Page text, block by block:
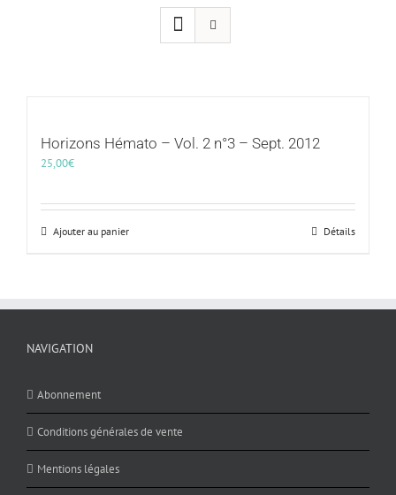
Horizons Hémato – Vol. 2 n°3 – Sept. 2012
25,00€
Ajouter au panier Détails
NAVIGATION
Abonnement
Conditions générales de vente
Mentions légales